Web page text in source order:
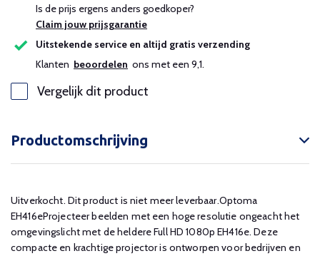
Is de prijs ergens anders goedkoper?
Claim jouw prijsgarantie
Uitstekende service en altijd gratis verzending
Klanten beoordelen ons met een 9,1.
Vergelijk dit product
Productomschrijving
Uitverkocht. Dit product is niet meer leverbaar.Optoma
EH416eProjecteer beelden met een hoge resolutie ongeacht het
omgevingslicht met de heldere Full HD 1080p EH416e. Deze
compacte en krachtige projector is ontworpen voor bedrijven en